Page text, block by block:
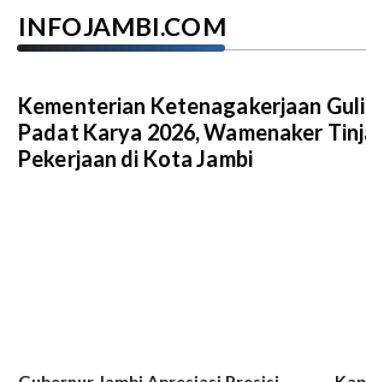
INFOJAMBI.COM
Kementerian Ketenagakerjaan
Padat Karya 2026, Wamenaker
Pekerjaan di Kota Jambi